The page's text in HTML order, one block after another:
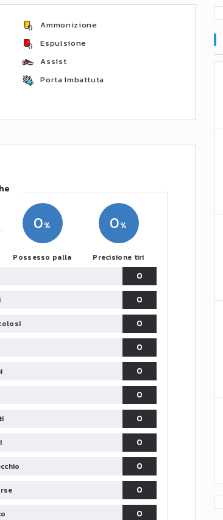
Ammonizione
Espulsione
Assist
Porta Imbattuta
0
Possesso palla
0
Precisione tiri
0
0
0
0
0
0
0
0
0
0
0